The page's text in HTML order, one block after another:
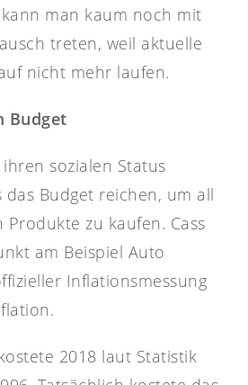
man kaum noch mit
treten, weil aktuelle
nicht mehr laufen.
Budget
sozialen Status
das Budget reichen, um all
Produkte zu kaufen. Cass
am Beispiel Auto
Inflationsmessung
2018 laut Statistik